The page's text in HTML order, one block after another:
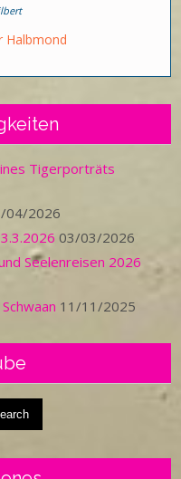
Halbmond
Tigerporträts
04/2026
03/03/2026
Seelenreisen 2026
11/11/2025